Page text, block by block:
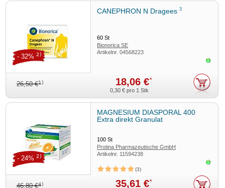
CANEPHRON N Dragees3
60St
Bionorica SE
Artikelnr.04568223
26,50 €1) 18,06 €*
- 32% 2)
0,30 € pro 1 Stk
MAGNESIUM DIASPORAL 400
Extra direkt Granulat
100St
Protina Pharmazeutische GmbH
Artikelnr. 11594238
3
46,80 €4) 35,61 €*
- 24% 2)